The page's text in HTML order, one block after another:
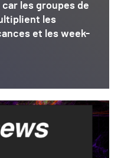
les groupes de
les
et les week-